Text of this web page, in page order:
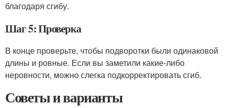
благодаря сгибу.
Шаг 5: Проверка
В конце проверьте, чтобы подворотки были одинаковой
длины и ровные. Если вы заметили какие-либо
неровности, можно слегка подкорректировать сгиб.
Советы и варианты